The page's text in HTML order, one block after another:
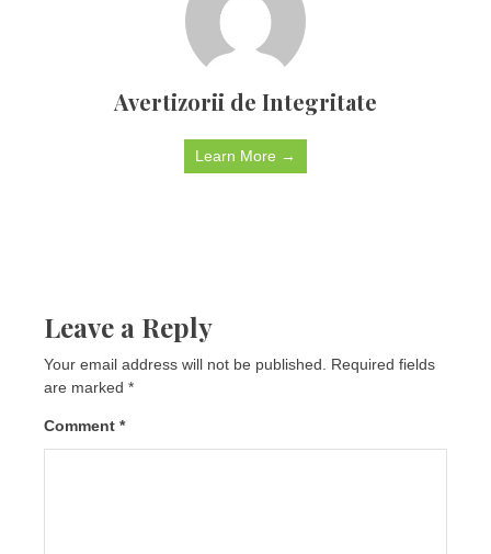
Avertizorii de Integritate
Learn More →
Leave a Reply
Your email address will not be published.
Required fields
are marked *
Comment *